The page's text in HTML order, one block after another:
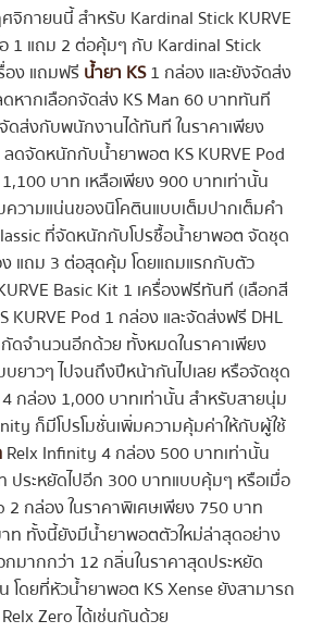
จิกายนนี้ สำหรับ Kardinal Stick KURVE
1 แถม 2 ต่อคุ้มๆ กับ Kardinal Stick
อง แถมฟรี น้ำยา KS1 กล่อง และยังจัดส่ง
หากเลือกจัดส่ง KS Man 60 บาททันที
ดส่งกับพนักงานได้ทันที ในราคาเพียง
ลดจัดหนักกับน้ำยาพอต KS KURVE Pod
บาท เหลือเพียง 900 บาทเท่านั้น
วามแน่นของนิโคตินแบบเต็มปากเต็มคำ
ที่จัดหนักกับโปรซื้อน้ำยาพอต จัดชุด
แถม 3 ต่อสุดคุ้ม โดยแถมแรกกับตัว
Basic Kit 1 เครื่องฟรีทันที (เลือกสี
KURVE Pod 1 กล่อง และจัดส่งฟรี DHL
ดจำนวนอีกด้วย ทั้งหมดในราคาเพียง
ยาวๆ ไปจนถึงปีหน้ากันไปเลย หรือจัดชุด
กล่อง 1,000 บาทเท่านั้น สำหรับสายนุ่ม
ก็มีโปรโมชั่นเพิ่มความคุ้มค่าให้กับผู้ใช้
Relx Infinity 4 กล่อง 500 บาทเท่านั้น
ระหยัดไปอีก 300 บาทแบบคุ้มๆ หรือเมื่อ
2 กล่อง ในราคาพิเศษเพียง 750 บาท
ท ทั้งนี้ยังมีน้ำยาพอตตัวใหม่ล่าสุดอย่าง
กมากกว่า 12 กลิ่นในราคาสุดประหยัด
โดยที่หัวน้ำยาพอต KS Xense ยังสามารถ
Zero ได้เช่นกันด้วย